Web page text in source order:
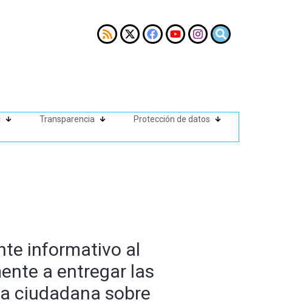
Transparencia Protección de datos
informativo al
a entregar las
ciudadana sobre